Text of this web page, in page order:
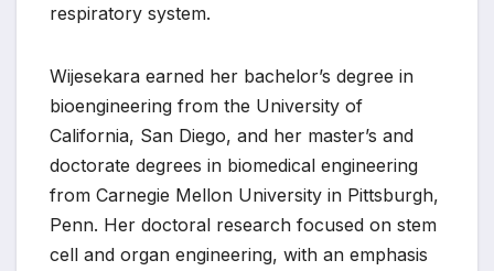
respiratory system.
Wijesekara earned her bachelor’s degree in
bioengineering from the University of
California, San Diego, and her master’s and
doctorate degrees in biomedical engineering
from Carnegie Mellon University in Pittsburgh,
Penn. Her doctoral research focused on stem
cell and organ engineering, with an emphasis